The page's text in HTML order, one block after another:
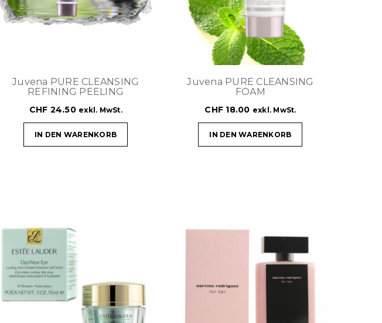
Juvena PURE CLEANSING
REFINING PEELING
CHF 24.50 exkl. MwSt.
IN DEN WARENKORB
Juvena PURE CLEANSING
FOAM
CHF 18.00 exkl. MwSt.
IN DEN WARENKORB